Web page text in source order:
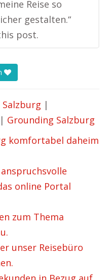
Reise so
gestalten.“
post.
|
| Grounding Salzburg
komfortabel daheim
online Portal
zum Thema
unser Reisebüro